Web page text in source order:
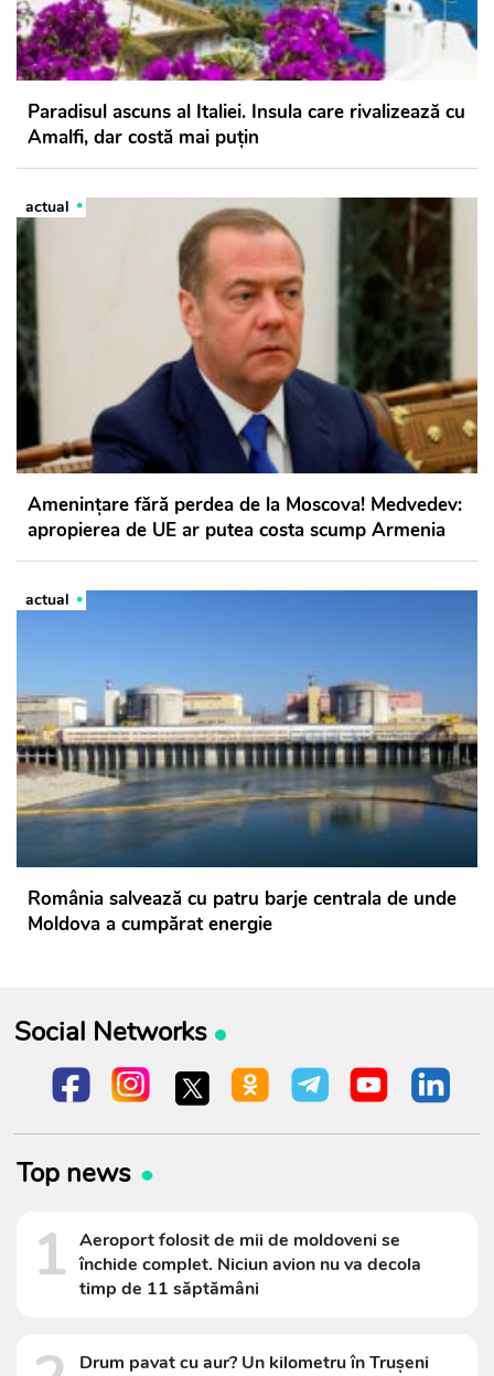
Paradisul ascuns al Italiei. Insula care rivalizează cu
Amalfi, dar costă mai puțin
actual
Amenințare fără perdea de la Moscova! Medvedev:
apropierea de UE ar putea costa scump Armenia
actual
România salvează cu patru barje centrala de unde
Moldova a cumpărat energie
Social Networks
Top news
1 Aeroport folosit de mii de moldoveni se
închide complet. Niciun avion nu va decola
timp de 11 săptămâni
Drum pavat cu aur? Un kilometru în Trușeni